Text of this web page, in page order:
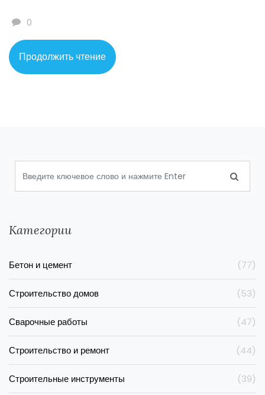
0
Продолжить чтение
Категории
Бетон и цемент (77)
Строительство домов (53)
Сварочные работы (47)
Строительство и ремонт (44)
Строительные инструменты (39)